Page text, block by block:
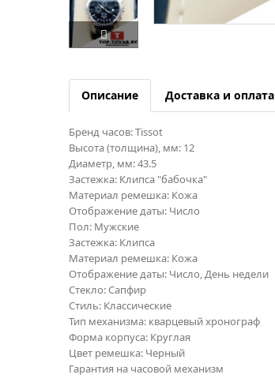
Описание Доставка и оплата
Бренд часов: Tissot
Высота (толщина), мм: 12
Диаметр, мм: 43.5
Застежка: Клипса "бабочка"
Материал ремешка: Кожа
Отображение даты: Число
Пол: Мужские
Застежка: Клипса
Материал ремешка: Кожа
Отображение даты: Число, День недели
Стекло: Сапфир
Стиль: Классические
Тип механизма: кварцевый хронограф
Форма корпуса: Круглая
Цвет ремешка: Черный
Гарантия на часовой механизм